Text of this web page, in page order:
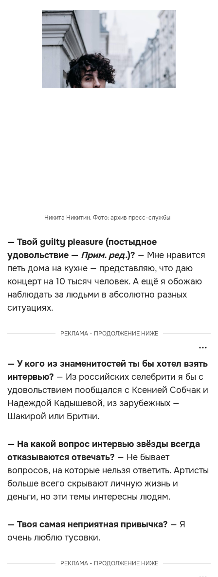
Никита Никитин. Фото: архив пресс-службы
— Твой guilty pleasure (постыдное
удовольствие — Прим. ред.)? — Мне нравится
петь дома на кухне — представляю, что даю
концерт на 10 тысяч человек. А ещё я обожаю
наблюдать за людьми в абсолютно разных
ситуациях.
РЕКЛАМА - ПРОДОЛЖЕНИЕ НИЖЕ
— У кого из знаменитостей ты бы хотел взять
интервью? — Из российских селебрити я бы с
удовольствием пообщался с Ксенией Собчак и
Надеждой Кадышевой, из зарубежных —
Шакирой или Бритни.
— На какой вопрос интервью звёзды всегда
отказываются отвечать? — Не бывает
вопросов, на которые нельзя ответить. Артисты
больше всего скрывают личную жизнь и
деньги, но эти темы интересны людям.
— Твоя самая неприятная привычка? — Я
очень люблю тусовки.
РЕКЛАМА - ПРОДОЛЖЕНИЕ НИЖЕ